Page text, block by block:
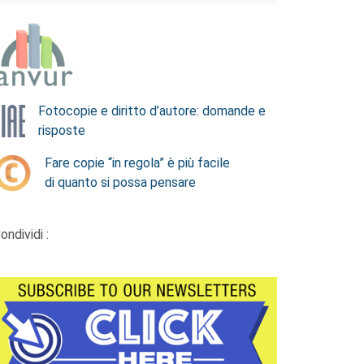
Fotocopie e diritto d’autore: domande e
risposte
Fare copie “in regola” è più facile
di quanto si possa pensare
: